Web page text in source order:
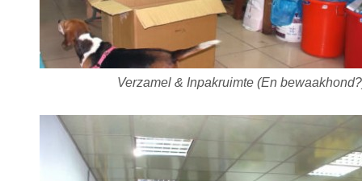
Verzamel & Inpakruimte (En